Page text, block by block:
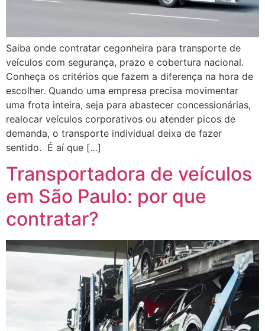
Saiba onde contratar cegonheira para transporte de
veículos com segurança, prazo e cobertura nacional.
Conheça os critérios que fazem a diferença na hora de
escolher. Quando uma empresa precisa movimentar
uma frota inteira, seja para abastecer concessionárias,
realocar veículos corporativos ou atender picos de
demanda, o transporte individual deixa de fazer
sentido. É aí que […]
Transportadora de veículos
em São Paulo: por que
contratar?